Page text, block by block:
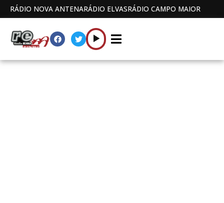
RÁDIO NOVA ANTENARÁDIO ELVASRÁDIO CAMPO MAIOR